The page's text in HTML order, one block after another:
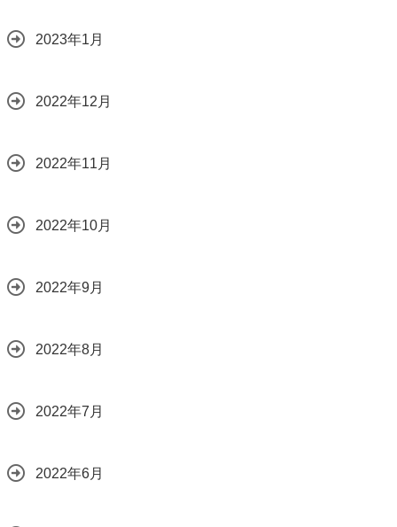
2023年1月
2022年12月
2022年11月
2022年10月
2022年9月
2022年8月
2022年7月
2022年6月